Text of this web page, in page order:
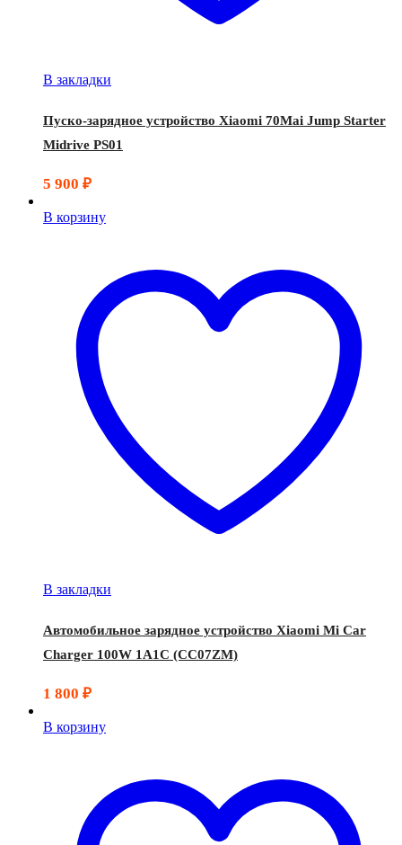
В закладки
Пуско-зарядное устройство Xiaomi 70Mai Jump Starter
Midrive PS01
5 900 ₽
В корзину
В закладки
Автомобильное зарядное устройство Xiaomi Mi Car
Charger 100W 1A1C (CC07ZM)
1 800 ₽
В корзину